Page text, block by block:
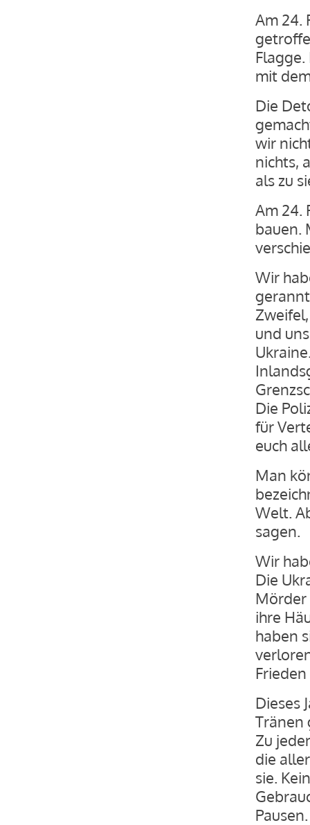
Am 24.
mit
Die
wir
nichts,
als zu
Am 24.
bauen.
Wir
und
Die
für
euch
Man
Welt.
sagen.
Wir
Die
Mörder
ihre
haben
Dieses
Tränen
Zu
die
sie.